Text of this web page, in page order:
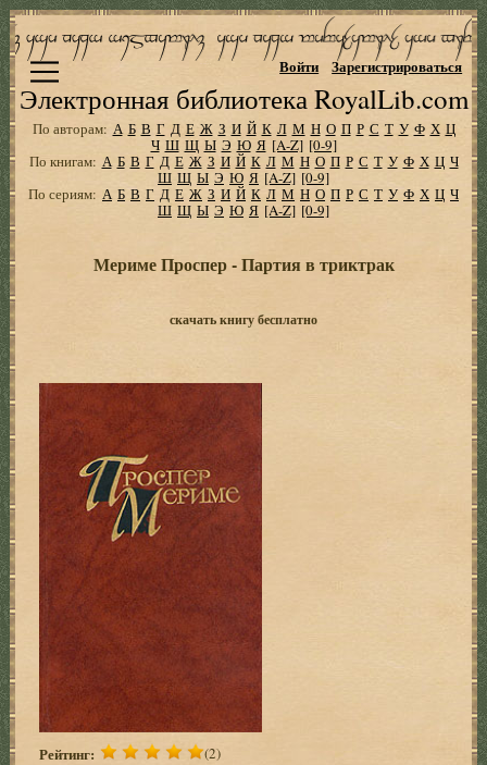
Электронная библиотека RoyalLib.com
Войти Зарегистрироваться
По авторам: А Б В Г Д Е Ж З И Й К Л М Н О П Р С Т У Ф Х Ц
Ч Ш Щ Ы Э Ю Я [A-Z] [0-9]
По книгам: А Б В Г Д Е Ж З И Й К Л М Н О П Р С Т У Ф Х Ц Ч
Ш Щ Ы Э Ю Я [A-Z] [0-9]
По сериям: А Б В Г Д Е Ж З И Й К Л М Н О П Р С Т У Ф Х Ц Ч
Ш Щ Ы Э Ю Я [A-Z] [0-9]
Мериме Проспер - Партия в триктрак
скачать книгу бесплатно
Рейтинг: (2)